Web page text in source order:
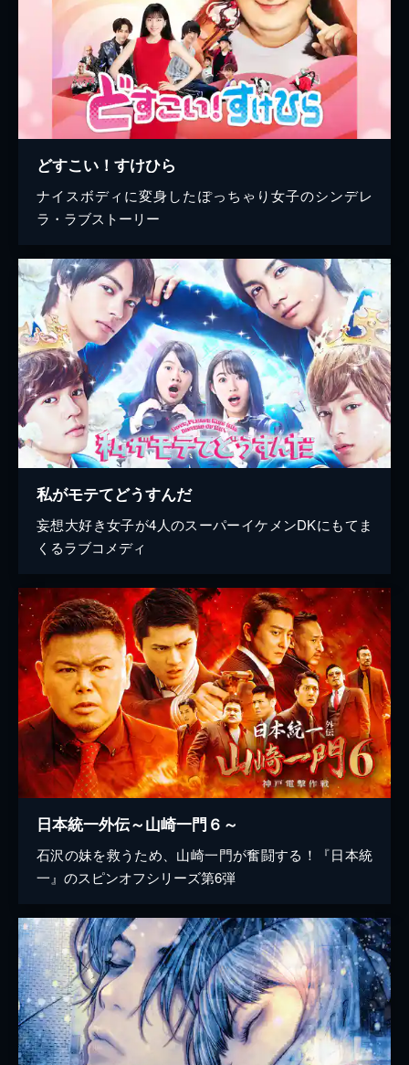
どすこい！すけひら
ナイスボディに変身したぽっちゃり女子のシンデレ
ラ・ラブストーリー
私がモテてどうすんだ
妄想大好き女子が4人のスーパーイケメンDKにもてま
くるラブコメディ
日本統一外伝～山崎一門６～
石沢の妹を救うため、山崎一門が奮闘する！『日本統
一』のスピンオフシリーズ第6弾